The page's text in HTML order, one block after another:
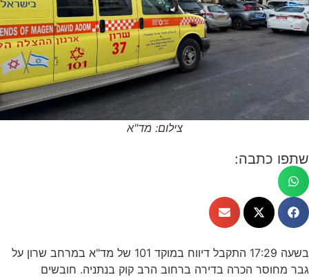
צילום: מד"א
שתפו כתבה:
בשעה 17:29 התקבל דיווח במוקד 101 של מד"א במרחב שרון על
גבר מחוסר הכרה בדירה ברחוב הרב קוק בנתניה. חובשים